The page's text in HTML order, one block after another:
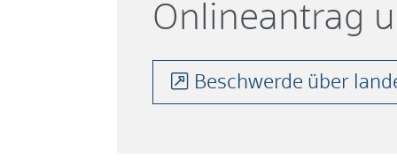
Onlineantrag
Beschwerde über